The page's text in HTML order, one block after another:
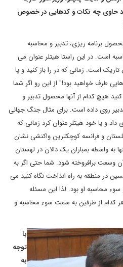
حاوی چه نکات و کدهایی در خصوص
برنامه ریزی، تدبیر و محاسبه
است. در این راستا هیتلر عنوان می
است. زمانی که در را باز کنید و پا
طرف خواهید بود!" از این رو اگر شما
هیچ کدام از آنها محصول تدبیر و
روی داده است. برای مثال جنگ جهانی
و یا خود هیتلر عنوان کرد زمانی که
و فرانسه کوچکترین واکنشی نشان
به واسطه بمباران یک دالان در لهستان
برافروخته شود. شما حتی اگر به
در منطقه به راه انداخت نگاه کنید می
محاسبه او بود. لذا این مسئله
کدام از طرفین به سمت سوء محاسبه و
با
توجه
به